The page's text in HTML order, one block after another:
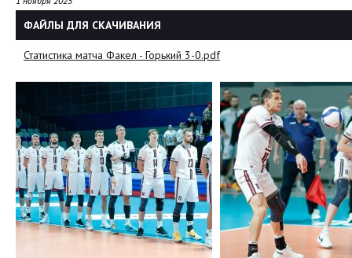
ФАЙЛЫ ДЛЯ СКАЧИВАНИЯ
Статистика матча Факел - Горький 3-0.pdf